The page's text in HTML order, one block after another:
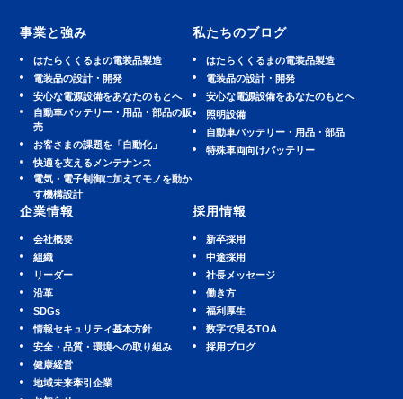
事業と強み
はたらくくるまの電装品製造
電装品の設計・開発
安⼼な電源設備をあなたのもとへ
⾃動⾞バッテリー・⽤品・部品の販
売
お客さまの課題を「自動化」
快適を⽀えるメンテナンス
電気・電子制御に加えてモノを動か
す機構設計
私たちのブログ
はたらくくるまの電装品製造
電装品の設計・開発
安⼼な電源設備をあなたのもとへ
照明設備
⾃動⾞バッテリー・⽤品・部品
特殊車両向けバッテリー
企業情報
会社概要
組織
リーダー
沿革
SDGs
情報セキュリティ基本方針
安全・品質・環境への取り組み
健康経営
地域未来牽引企業
採用情報
新卒採用
中途採用
社長メッセージ
働き方
福利厚生
数字で見るTOA
採用ブログ